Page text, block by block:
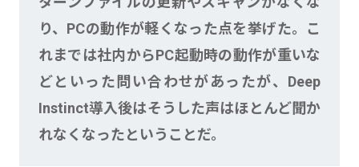
り、PCの動作が軽くなった点を挙げた。こ
れまでは社内からPC起動時の動作が重いな
どといった問い合わせがあったが、Deep
Instinct導入後はそうした声はほとんど聞か
れなくなったということだ。